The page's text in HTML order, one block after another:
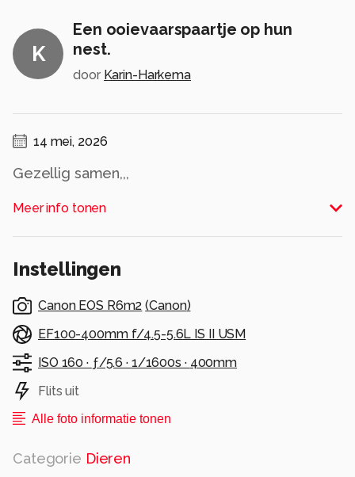
K
Een ooievaarspaartje op hun
nest.
door Karin-Harkema
14 mei, 2026
Gezellig samen,,,
Alle rechten voorbehouden
Meer info tonen
Instellingen
Canon EOS R6m2 (Canon)
EF100-400mm f/4.5-5.6L IS II USM
ISO 160 · ƒ/5.6 · 1/1600s · 400mm
Flits uit
Alle foto informatie tonen
Categorie Dieren